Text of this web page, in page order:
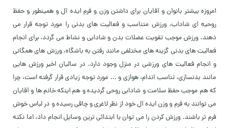
امروزه بیشتر بانوان و آقایان برای داشتن وزن و فرم ایده آل و همینطور و حفظ
روحیه ای شاداب، ورزش متناسب و فعالیت های بدنی را مورد توجه قرار می
دهند. ورزش موجب تقویت عضلات بدن و شادابی و نشاط می گردد. برای انجام
فعالیت های بدنی گزینه های مختلفی مانند رفتن به باشگاه، ورزش های همگانی
و انجام فعالیت های ورزشی در منزل وجود دارد. در سالیان اخیر ورزش هایی
مانند بدنسازی، تناسب اندام، هوازی و ... مورد توجه زیادی قرار گرفته است، چرا
که هم موجب حفظ سلامت و شادابی روحی گردیده و هم اینکه خانم ها و آقایان
می توانند به فرم و وزن ایده آل خود از نظر لاغری و چاقی رسیده و در لباس خوش
فرم تر باشند. ورزش کردن را می توان با ابتدائی ترین وسایل انجام داد، اما نکته